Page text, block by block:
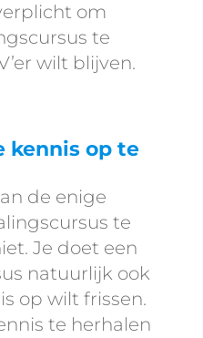
om
te
wilt blijven.
kennis op te
de enige
te
Je doet een
natuurlijk ook
op wilt frissen.
te herhalen